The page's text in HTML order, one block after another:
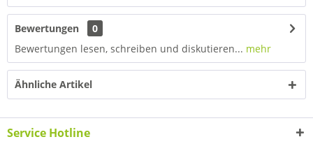
Bewertungen
0
Bewertungen lesen, schreiben und diskutieren... mehr
Ähnliche Artikel
Service Hotline